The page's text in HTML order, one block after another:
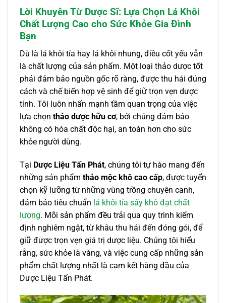
Lời Khuyên Từ Dược Sĩ: Lựa Chọn Lá Khôi
Chất Lượng Cao cho Sức Khỏe Gia Đình
Bạn
Dù là lá khôi tía hay lá khôi nhung, điều cốt yếu vẫn
là chất lượng của sản phẩm. Một loại thảo dược tốt
phải đảm bảo nguồn gốc rõ ràng, được thu hái đúng
cách và chế biến hợp vệ sinh để giữ trọn vẹn dược
tính. Tôi luôn nhấn mạnh tầm quan trọng của việc
lựa chọn thảo dược hữu cơ, bởi chúng đảm bảo
không có hóa chất độc hại, an toàn hơn cho sức
khỏe người dùng.
Tại Dược Liệu Tấn Phát, chúng tôi tự hào mang đến
những sản phẩm thảo mộc khô cao cấp, được tuyển
chọn kỹ lưỡng từ những vùng trồng chuyên canh,
đảm bảo tiêu chuẩn lá khôi tía sấy khô đạt chất
lượng. Mỗi sản phẩm đều trải qua quy trình kiểm
định nghiêm ngặt, từ khâu thu hái đến đóng gói, để
giữ được trọn vẹn giá trị dược liệu. Chúng tôi hiểu
rằng, sức khỏe là vàng, và việc cung cấp những sản
phẩm chất lượng nhất là cam kết hàng đầu của
Dược Liệu Tấn Phát.